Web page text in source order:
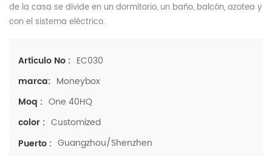
de la casa se divide en un dormitorio, un baño, balcón, azotea y
con el sistema eléctrico.
Artículo No : EC030
marca: Moneybox
Moq : One 40HQ
color : Customized
Puerto : Guangzhou/Shenzhen